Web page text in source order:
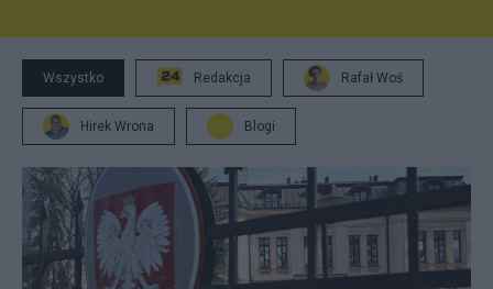
Wszystko Redakcja Rafał Woś
Hirek Wrona Blogi